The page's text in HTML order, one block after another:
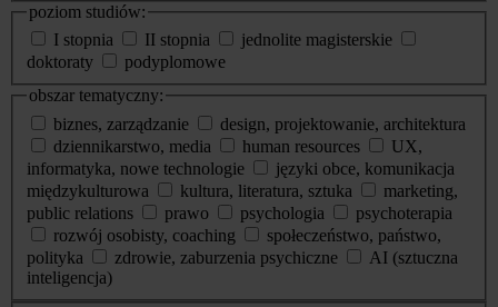
poziom studiów:
I stopnia
II stopnia
jednolite magisterskie
doktoraty
podyplomowe
obszar tematyczny:
biznes, zarządzanie
design, projektowanie, architektura
dziennikarstwo, media
human resources
UX,
informatyka, nowe technologie
języki obce, komunikacja
międzykulturowa
kultura, literatura, sztuka
marketing,
public relations
prawo psychologia
psychoterapia
rozwój osobisty, coaching
społeczeństwo, państwo,
polityka
zdrowie, zaburzenia psychiczne
AI (sztuczna
inteligencja)